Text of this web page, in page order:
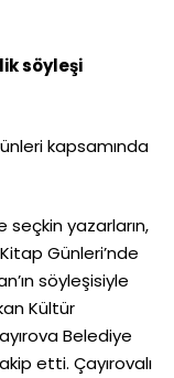
söyleşi
kapsamında
seçkin yazarların,
Günleri’nde
söyleşisiyle
Kültür
Belediye
etti. Çayırovalı